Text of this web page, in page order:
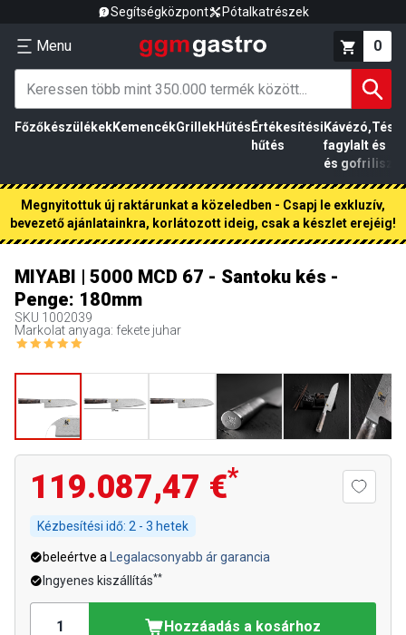
Segítségközpont Pótalkatrészek
Menu 0
FőzőkészülékekKemencékGrillekHűtés Értékesítési
hűtés
Kávézó,
fagylalt
és gofri
és
liszt
Megnyitottuk új raktárunkat a közeledben - Csapj le exkluzív,
bevezető ajánlatainkra, korlátozott ideig, csak a készlet erejéig!
MIYABI | 5000 MCD 67 - Santoku kés -
Penge: 180mm
SKU 1002039
Markolat anyaga: fekete juhar
119.087,47 €*
Kézbesítési idő: 2 - 3 hetek
beleértve a
Legalacsonyabb ár garancia
Ingyenes kiszállítás**
Hozzáadás a kosárhoz